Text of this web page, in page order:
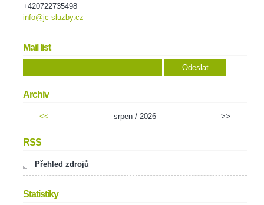
+420722735498
info@jc-sluzby.cz
Mail list
Archiv
<< srpen / 2026 >>
RSS
Přehled zdrojů
Statistiky